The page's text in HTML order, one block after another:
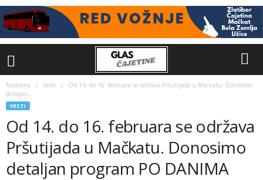
Naslovna Vesti
Od 14. do 16. februara se održava Pršutijada u Mačkatu. Donosimo
detaljan...
VESTI
Od 14. do 16. februara se održava
Pršutijada u Mačkatu. Donosimo
detaljan program PO DANIMA